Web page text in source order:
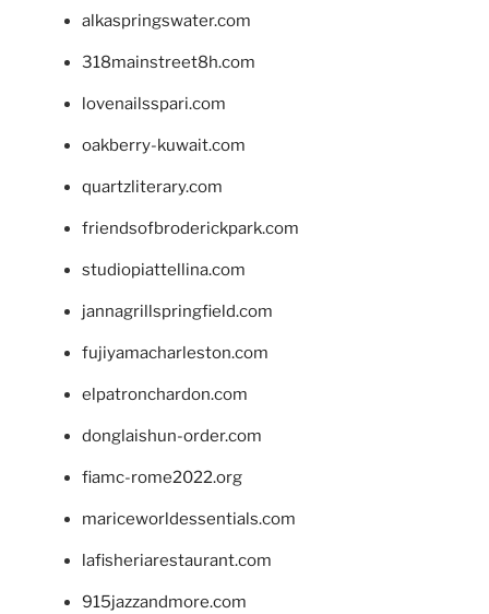
alkaspringswater.com
318mainstreet8h.com
lovenailsspari.com
oakberry-kuwait.com
quartzliterary.com
friendsofbroderickpark.com
studiopiattellina.com
jannagrillspringfield.com
fujiyamacharleston.com
elpatronchardon.com
donglaishun-order.com
fiamc-rome2022.org
mariceworldessentials.com
lafisheriarestaurant.com
915jazzandmore.com